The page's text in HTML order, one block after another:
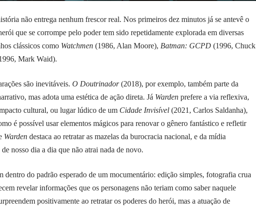
não entrega nenhum frescor real. Nos primeiros dez minutos já se antevê o
que se corrompe pelo poder tem sido repetidamente explorada em diversas
clássicos como Watchmen (1986, Alan Moore), Batman: GCPD (1996, Chuck
Mark Waid).
são inevitáveis. O Doutrinador(2018), por exemplo, também parte da
mas adota uma estética de ação direta. Já Warden prefere a via reflexiva,
cultural, ou lugar lúdico de um Cidade Invisível (2021, Carlos Saldanha),
é possível usar elementos mágicos para renovar o gênero fantástico e refletir
Warden destaca ao retratar as mazelas da burocracia nacional, e da mídia
nosso dia a dia que não atrai nada de novo.
dentro do padrão esperado de um mocumentário: edição simples, fotografia crua
revelar informações que os personagens não teriam como saber naquele
positivamente ao retratar os poderes do herói, mas a atuação de